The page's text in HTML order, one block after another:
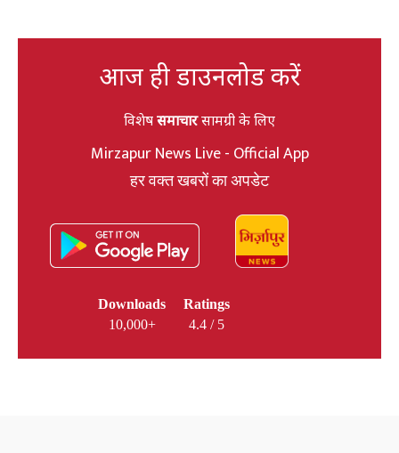
आज ही डाउनलोड करें
विशेषसमाचारसामग्री के लिए
Mirzapur News Live - Official App
हर वक्त खबरों का अपडेट
Downloads
10,000+
Ratings
4.4 / 5